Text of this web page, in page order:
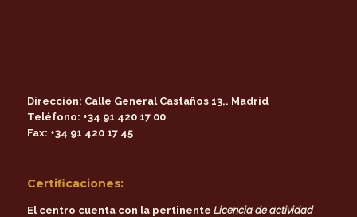
Dirección: Calle General Castaños 13,. Madrid
Teléfono: +34 91 420 17 00
Fax: +34 91 420 17 45
Certificaciones:
El centro cuenta con la pertinente Licencia de actividad